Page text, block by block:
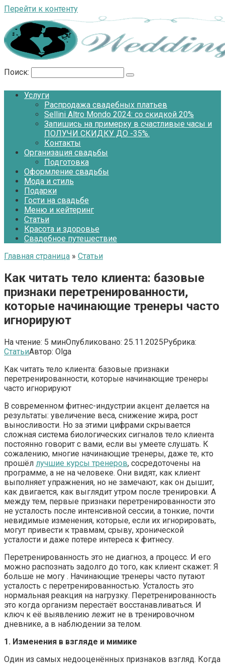
Перейти к контенту
Поиск:
Услуги
Распродажа свадебных платьев
Sellini Altro Mondo 2024: со скидкой 20%
Запишись на примерку в счастливые часы и
ПОЛУЧИ СКИДКУ ДО -35%.
Контакты
Организация свадьбы
Подготовка
Оформление свадьбы
Мода и стиль
Подарки
Гости на свадьбе
Меню и кейтеринг
Статьи
Красота и здоровье
Свадебное путешествие
Главная страница » Статьи
Как читать тело клиента: базовые
признаки перетренированности,
которые начинающие тренеры часто
игнорируют
На чтение: 5 минОпубликовано: 25.11.2025Рубрика:
СтатьиАвтор: Olga
Как читать тело клиента: базовые признаки
перетренированности, которые начинающие тренеры
часто игнорируют
В современном фитнес-индустрии акцент делается на
результаты: увеличение веса, снижение жира, рост
выносливости. Но за этими цифрами скрывается
сложная система биологических сигналов тело клиента
постоянно говорит с вами, если вы умеете слушать. К
сожалению, многие начинающие тренеры, даже те, кто
прошёл лучшие курсы тренеров, сосредоточены на
программе, а не на человеке. Они видят, как клиент
выполняет упражнения, но не замечают, как он дышит,
как двигается, как выглядит утром после тренировки. А
между тем, первые признаки перетренированности это
не усталость после интенсивной сессии, а тонкие, почти
невидимые изменения, которые, если их игнорировать,
могут привести к травмам, срыву, хронической
усталости и даже потере интереса к фитнесу.
Перетренированность это не диагноз, а процесс. И его
можно распознать задолго до того, как клиент скажет: Я
больше не могу . Начинающие тренеры часто путают
усталость с перетренированностью. Усталость это
нормальная реакция на нагрузку. Перетренированность
это когда организм перестаёт восстанавливаться. И
ключ к её выявлению лежит не в тренировочном
дневнике, а в наблюдении за телом.
1. Изменения в взгляде и мимике
Один из самых недооценённых признаков взгляд. Когда